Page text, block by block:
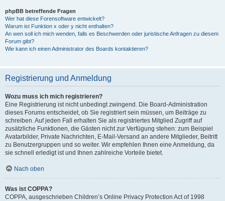
phpBB betreffende Fragen
Wer hat diese Forensoftware entwickelt?
Warum ist Funktion x oder y nicht enthalten?
An wen soll ich mich wenden, falls es Beschwerden oder juristische Anfragen zu diesem
Forum gibt?
Wie kann ich einen Administrator des Boards kontaktieren?
Registrierung und Anmeldung
Wozu muss ich mich registrieren?
Eine Registrierung ist nicht unbedingt zwingend. Die Board-Administration
dieses Forums entscheidet, ob Sie registriert sein müssen, um Beiträge zu
schreiben. Auf jeden Fall erhalten Sie als registriertes Mitglied Zugriff auf
zusätzliche Funktionen, die Gästen nicht zur Verfügung stehen: zum Beispiel
Avatarbilder, Private Nachrichten, E-Mail-Versand an andere Mitglieder, Beitritt
zu Benutzergruppen und so weiter. Wir empfehlen Ihnen eine Anmeldung, da
sie schnell erledigt ist und Ihnen zahlreiche Vorteile bietet.
Nach oben
Was ist COPPA?
COPPA, ausgeschrieben Children’s Online Privacy Protection Act of 1998